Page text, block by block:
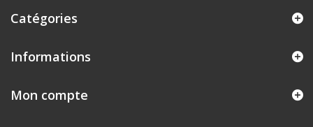
Catégories
Informations
Mon compte